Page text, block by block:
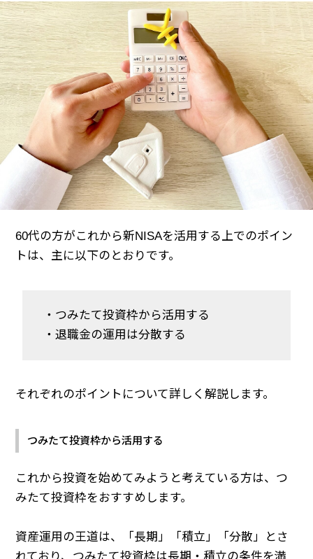
60代の方がこれから新NISAを活用する上でのポイン
トは、主に以下のとおりです。
・つみたて投資枠から活用する
・退職金の運用は分散する
それぞれのポイントについて詳しく解説します。
つみたて投資枠から活用する
これから投資を始めてみようと考えている方は、つ
みたて投資枠をおすすめします。
資産運用の王道は、「長期」「積立」「分散」とさ
れており、つみたて投資枠は長期・積立の条件を満